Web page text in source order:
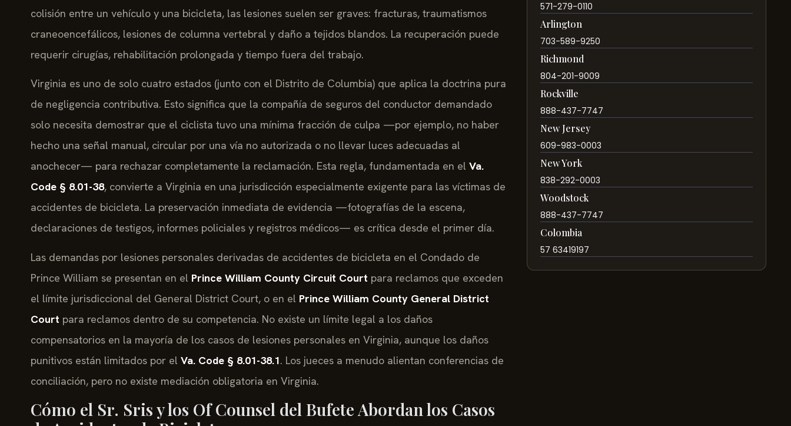
colisión entre un vehículo y una bicicleta, las lesiones suelen ser graves: fracturas, traumatismos
craneoencefálicos, lesiones de columna vertebral y daño a tejidos blandos. La recuperación puede
requerir cirugías, rehabilitación prolongada y tiempo fuera del trabajo.
Virginia es uno de solo cuatro estados (junto con el Distrito de Columbia) que aplica la doctrina pura
de negligencia contributiva. Esto significa que la compañía de seguros del conductor demandado
solo necesita demostrar que el ciclista tuvo una mínima fracción de culpa —por ejemplo, no haber
hecho una señal manual, circular por una vía no autorizada o no llevar luces adecuadas al
anochecer— para rechazar completamente la reclamación. Esta regla, fundamentada en el Va.
Code § 8.01-38, convierte a Virginia en una jurisdicción especialmente exigente para las víctimas de
accidentes de bicicleta. La preservación inmediata de evidencia —fotografías de la escena,
declaraciones de testigos, informes policiales y registros médicos— es crítica desde el primer día.
Las demandas por lesiones personales derivadas de accidentes de bicicleta en el Condado de
Prince William se presentan en el Prince William County Circuit Court para reclamos que exceden
el límite jurisdiccional del General District Court, o en el Prince William County General District
Court para reclamos dentro de su competencia. No existe un límite legal a los daños
compensatorios en la mayoría de los casos de lesiones personales en Virginia, aunque los daños
punitivos están limitados por el Va. Code § 8.01-38.1. Los jueces a menudo alientan conferencias de
conciliación, pero no existe mediación obligatoria en Virginia.
Cómo el Sr. Sris y los Of Counsel del Bufete Abordan los Casos
571-279-0110
Arlington
703-589-9250
Richmond
804-201-9009
Rockville
888-437-7747
New Jersey
609-983-0003
New York
838-292-0003
Woodstock
888-437-7747
Colombia
57 63419197